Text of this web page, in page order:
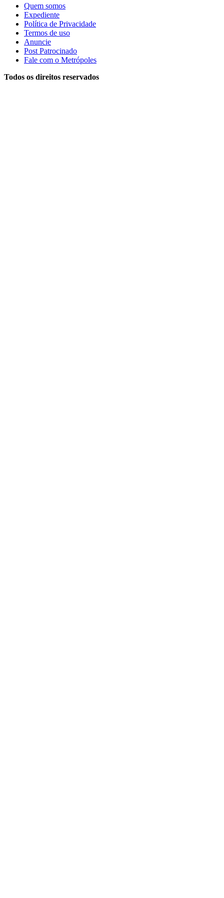
Quem somos
Expediente
Política de Privacidade
Termos de uso
Anuncie
Post Patrocinado
Fale com o Metrópoles
Todos os direitos reservados